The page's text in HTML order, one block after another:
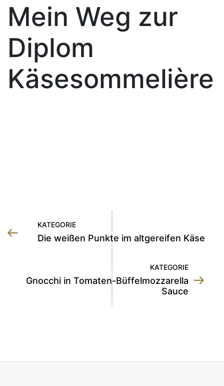
Mein Weg zur
Diplom
Käsesommelière
KATEGORIE
Die weißen Punkte im altgereifen Käse
KATEGORIE
Gnocchi in Tomaten-Büffelmozzarella
Sauce